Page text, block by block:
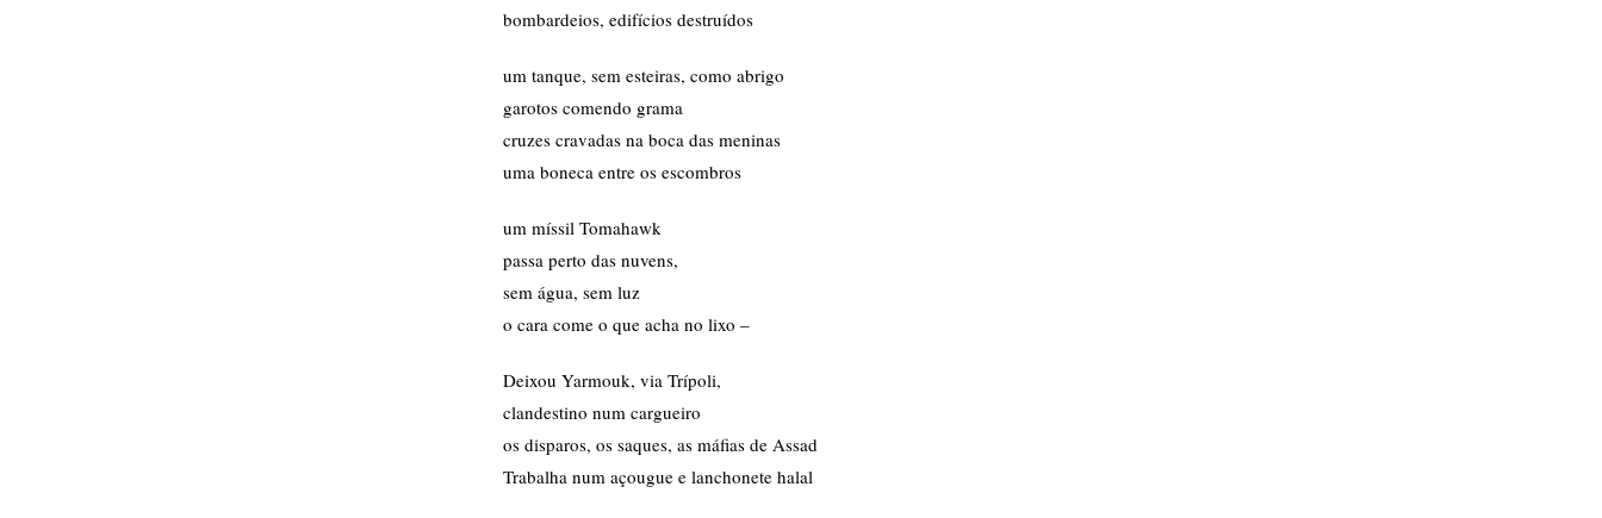
bombardeios, edifícios destruídos
um tanque, sem esteiras, como abrigo
garotos comendo grama
cruzes cravadas na boca das meninas
uma boneca entre os escombros
um míssil Tomahawk
passa perto das nuvens,
sem água, sem luz
o cara come o que acha no lixo –
Deixou Yarmouk, via Trípoli,
clandestino num cargueiro
os disparos, os saques, as máfias de Assad
Trabalha num açougue e lanchonete halal